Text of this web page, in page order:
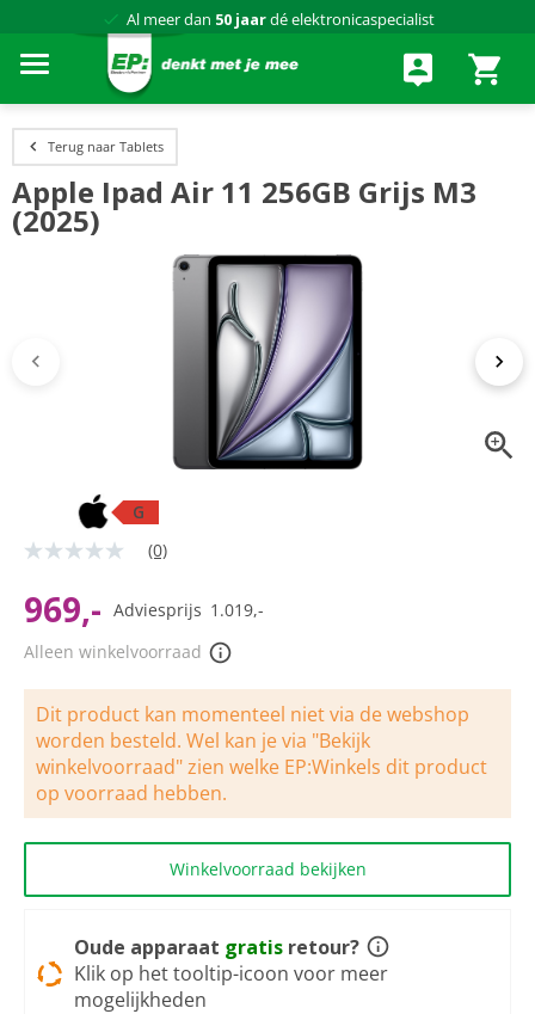
Al meer dan 50 jaardé elektronicaspecialist
Terug naar Tablets
Apple Ipad Air 11 256GB Grijs M3
(2025)
Geen
Dezelfde
paginalink.
(0)
969,- Adviesprijs 1.019,-
Alleen winkelvoorraad
Dit product kan momenteel niet via de webshop
worden besteld. Wel kan je via "Bekijk
winkelvoorraad" zien welke EP:Winkels dit product
op voorraad hebben.
Winkelvoorraad bekijken
Oude apparaat gratis retour?
Klik op het tooltip-icoon voor meer
mogelijkheden
G